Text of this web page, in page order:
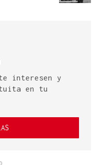
interesen y
en tu